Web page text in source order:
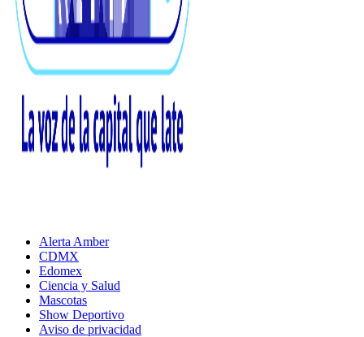
Alerta Amber
CDMX
Edomex
Ciencia y Salud
Mascotas
Show Deportivo
Aviso de privacidad